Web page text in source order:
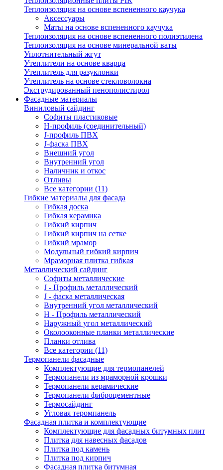
Теплоизоляция на основе вспененного каучука
Аксессуары
Маты на основе вспененного каучука
Теплоизоляция на основе вспененного полиэтилена
Теплоизоляция на основе минеральной ваты
Уплотнительный жгут
Утеплители на основе кварца
Утеплитель для разуклонки
Утеплитель на основе стекловолокна
Экструдированный пенополистирол
Фасадные материалы
Виниловый сайдинг
Cофиты пластиковые
H-профиль (соединительный)
J-профиль ПВХ
J-фаска ПВХ
Внешний угол
Внутренний угол
Наличник и откос
Отливы
Все категории (11)
Гибкие материалы для фасада
Гибкая доска
Гибкая керамика
Гибкий кирпич
Гибкий кирпич на сетке
Гибкий мрамор
Модульный гибкий кирпич
Мраморная плитка гибкая
Металлический сайдинг
Cофиты металлические
J - Профиль металлический
J - фаска металлическая
Внутренний угол металлический
Н - Профиль металлический
Наружный угол металлический
Околооконные планки металлические
Планки отлива
Все категории (11)
Термопанели фасадные
Комплектующие для термопанелей
Термопанели из мраморной крошки
Термопанели керамические
Термопанели фиброцементные
Термосайдинг
Угловая теромпанель
Фасадная плитка и комплектующие
Комплектующие для фасадных битумных плит
Плитка для навесных фасадов
Плитка под камень
Плитка под кирпич
Фасадная плитка битумная